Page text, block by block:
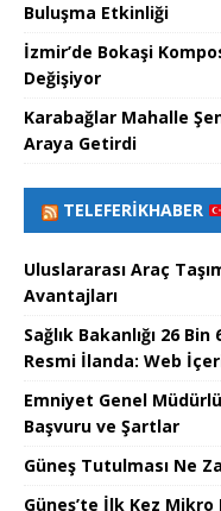
Buluşma Etkinliği
İzmir’de Bokaşi
Değişiyor
Karabağlar Mahalle
Araya Getirdi
TELEFERIKHABER
Uluslararası Araç
Avantajları
Sağlık Bakanlığı 26
Resmi İlanda: Web
Emniyet Genel
Başvuru ve Şartlar
Güneş Tutulması Ne
Güneş’te İlk Kez